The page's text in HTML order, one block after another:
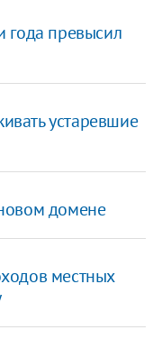
года превысил
устаревшие
домене
местных